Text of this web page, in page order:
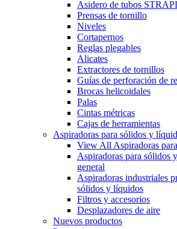
Asidero de tubos
Prensas de tornillo
Niveles
Cortapernos
Reglas plegables
Alicates
Extractores de tornillos
Guías de perforación de
Brocas helicoidales
Palas
Cintas métricas
Cajas de herramientas
Aspiradoras para sólidos y
View All Aspiradoras
Aspiradoras para sólidos
general
Aspiradoras industriales
sólidos y líquidos
Filtros y accesorios
Desplazadores de aire
Nuevos productos